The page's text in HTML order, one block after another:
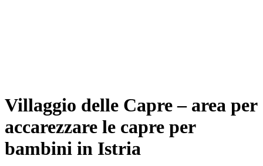
Villaggio delle Capre – area per
accarezzare le capre per
bambini in Istria